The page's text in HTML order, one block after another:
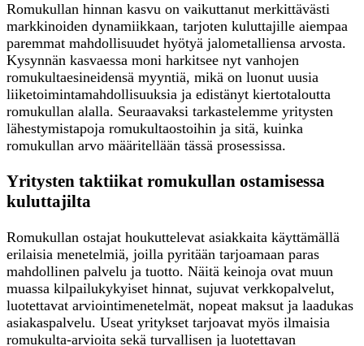
Romukullan hinnan kasvu on vaikuttanut merkittävästi
markkinoiden dynamiikkaan, tarjoten kuluttajille aiempaa
paremmat mahdollisuudet hyötyä jalometalliensa arvosta.
Kysynnän kasvaessa moni harkitsee nyt vanhojen
romukultaesineidensä myyntiä, mikä on luonut uusia
liiketoimintamahdollisuuksia ja edistänyt kiertotaloutta
romukullan alalla. Seuraavaksi tarkastelemme yritysten
lähestymistapoja romukultaostoihin ja sitä, kuinka
romukullan arvo määritellään tässä prosessissa.
Yritysten taktiikat romukullan ostamisessa
kuluttajilta
Romukullan ostajat houkuttelevat asiakkaita käyttämällä
erilaisia menetelmiä, joilla pyritään tarjoamaan paras
mahdollinen palvelu ja tuotto. Näitä keinoja ovat muun
muassa kilpailukykyiset hinnat, sujuvat verkkopalvelut,
luotettavat arviointimenetelmät, nopeat maksut ja laadukas
asiakaspalvelu. Useat yritykset tarjoavat myös ilmaisia
romukulta-arvioita sekä turvallisen ja luotettavan